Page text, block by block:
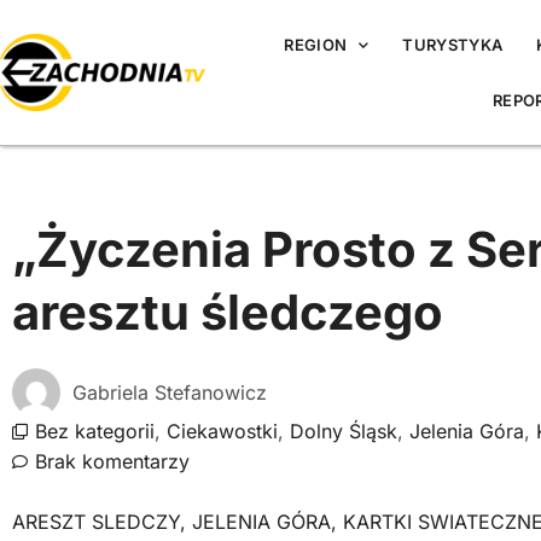
REGION TURYSTYKA
„Życzenia Prosto z
aresztu śledczego
Gabriela Stefanowicz
Bez kategorii, Ciekawostki, Dolny Śląsk, Jelenia Góra,
Brak komentarzy
ARESZT SLEDCZY, JELENIA GÓRA, KARTKI